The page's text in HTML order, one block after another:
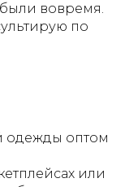
вовремя.
по
одежды оптом
или